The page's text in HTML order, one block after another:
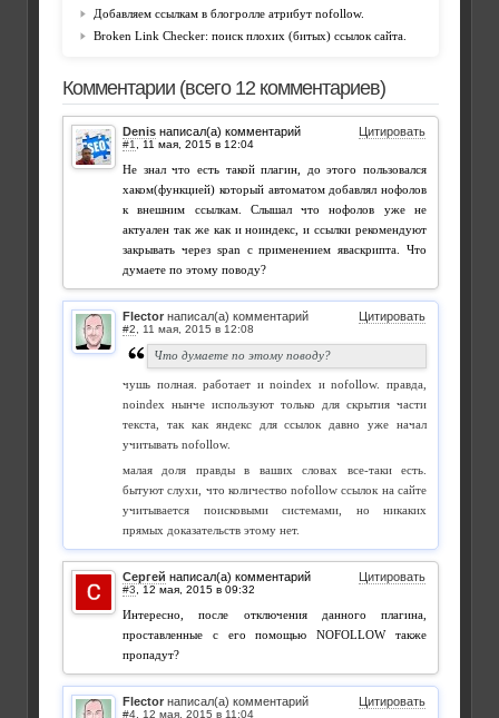
Добавляем ссылкам в блогролле атрибут nofollow.
Broken Link Checker: поиск плохих (битых) ссылок сайта.
Комментарии (всего 12 комментариев)
Denis написал(а) комментарий Цитировать
#1,
Не знал что есть такой плагин, до этого пользовался
хаком(функцией) который автоматом добавлял нофолов
к внешним ссылкам. Слышал что нофолов уже не
актуален так же как и ноиндекс, и ссылки рекомендуют
закрывать через span с применением яваскрипта. Что
думаете по этому поводу?
Flector написал(а) комментарий Цитировать
#2,
Что думаете по этому поводу?
чушь полная. работает и noindex и nofollow. правда,
noindex нынче используют только для скрытия части
текста, так как яндекс для ссылок давно уже начал
учитывать nofollow.
малая доля правды в ваших словах все-таки есть.
бытуют слухи, что количество nofollow ссылок на сайте
учитывается поисковыми системами, но никаких
прямых доказательств этому нет.
Сергей написал(а) комментарий Цитировать
#3,
Интересно, после отключения данного плагина,
проставленные с его помощью NOFOLLOW также
пропадут?
Flector написал(а) комментарий Цитировать
#4,